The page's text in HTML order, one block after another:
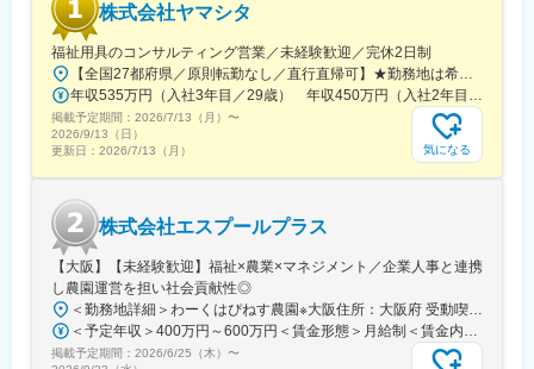
株式会社ヤマシタ
福祉用具のコンサルティング営業／未経験歓迎／完休2日制
掲載予定期間： 2026/7/13（月） 〜
2026/9/13（日）
更新日： 2026/7/13（月） 気になる
株式会社エスプールプラス
【大阪】【未経験歓迎】福祉×農業×マネジメント／企業人事と連携
し農園運営を担い社会貢献性◎
掲載予定期間： 2026/6/25（木） 〜